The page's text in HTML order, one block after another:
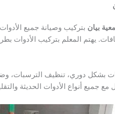
بيان بتركيب وصيانة جميع
يهتم المعلم بتركيب الأدوات
بشكل دوري، تنظيف الترسبات،
مع جميع أنواع الأدوات الحديثة